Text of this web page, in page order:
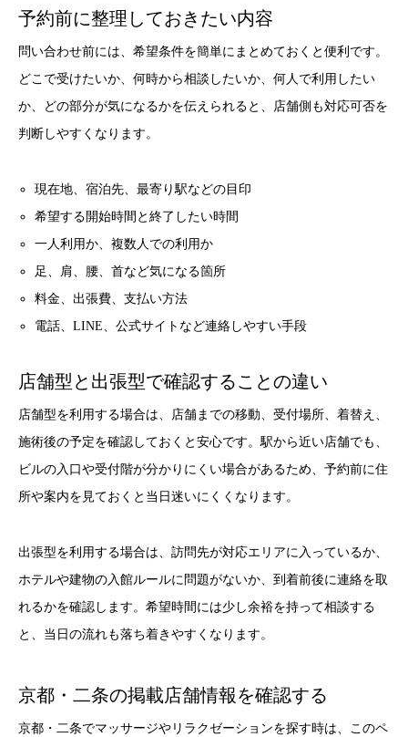
予約前に整理しておきたい内容
問い合わせ前には、希望条件を簡単にまとめておくと便利です。
どこで受けたいか、何時から相談したいか、何人で利用したい
か、どの部分が気になるかを伝えられると、店舗側も対応可否を
判断しやすくなります。
現在地、宿泊先、最寄り駅などの目印
希望する開始時間と終了したい時間
一人利用か、複数人での利用か
足、肩、腰、首など気になる箇所
料金、出張費、支払い方法
電話、LINE、公式サイトなど連絡しやすい手段
店舗型と出張型で確認することの違い
店舗型を利用する場合は、店舗までの移動、受付場所、着替え、
施術後の予定を確認しておくと安心です。駅から近い店舗でも、
ビルの入口や受付階が分かりにくい場合があるため、予約前に住
所や案内を見ておくと当日迷いにくくなります。
出張型を利用する場合は、訪問先が対応エリアに入っているか、
ホテルや建物の入館ルールに問題がないか、到着前後に連絡を取
れるかを確認します。希望時間には少し余裕を持って相談する
と、当日の流れも落ち着きやすくなります。
京都・二条の掲載店舗情報を確認する
京都・二条でマッサージやリラクゼーションを探す時は、このペ